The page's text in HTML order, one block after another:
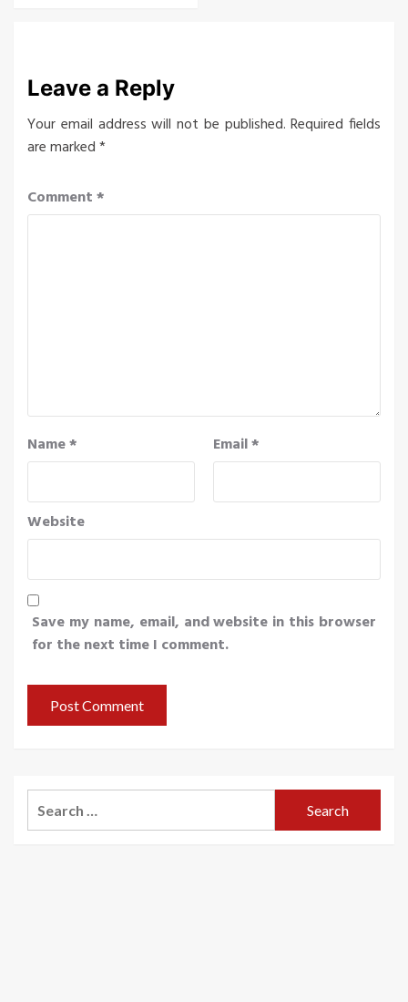
Leave a Reply
Your email address will not be published. Required fields
are marked*
Comment*
Name* Email*
Website
Save my name, email, and website in this browser
for the next time I comment.
Search
for: